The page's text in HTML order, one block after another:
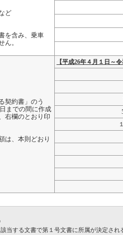
ど
を含み、乗車
ん。
契約書」のう
までの間に作成
右欄のとおり印
は、本則どおり
【平成26年４月１日～
当する文書で第１号文書に所属が決定さ